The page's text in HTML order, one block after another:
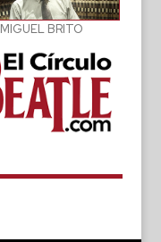
MIGUEL BRITO